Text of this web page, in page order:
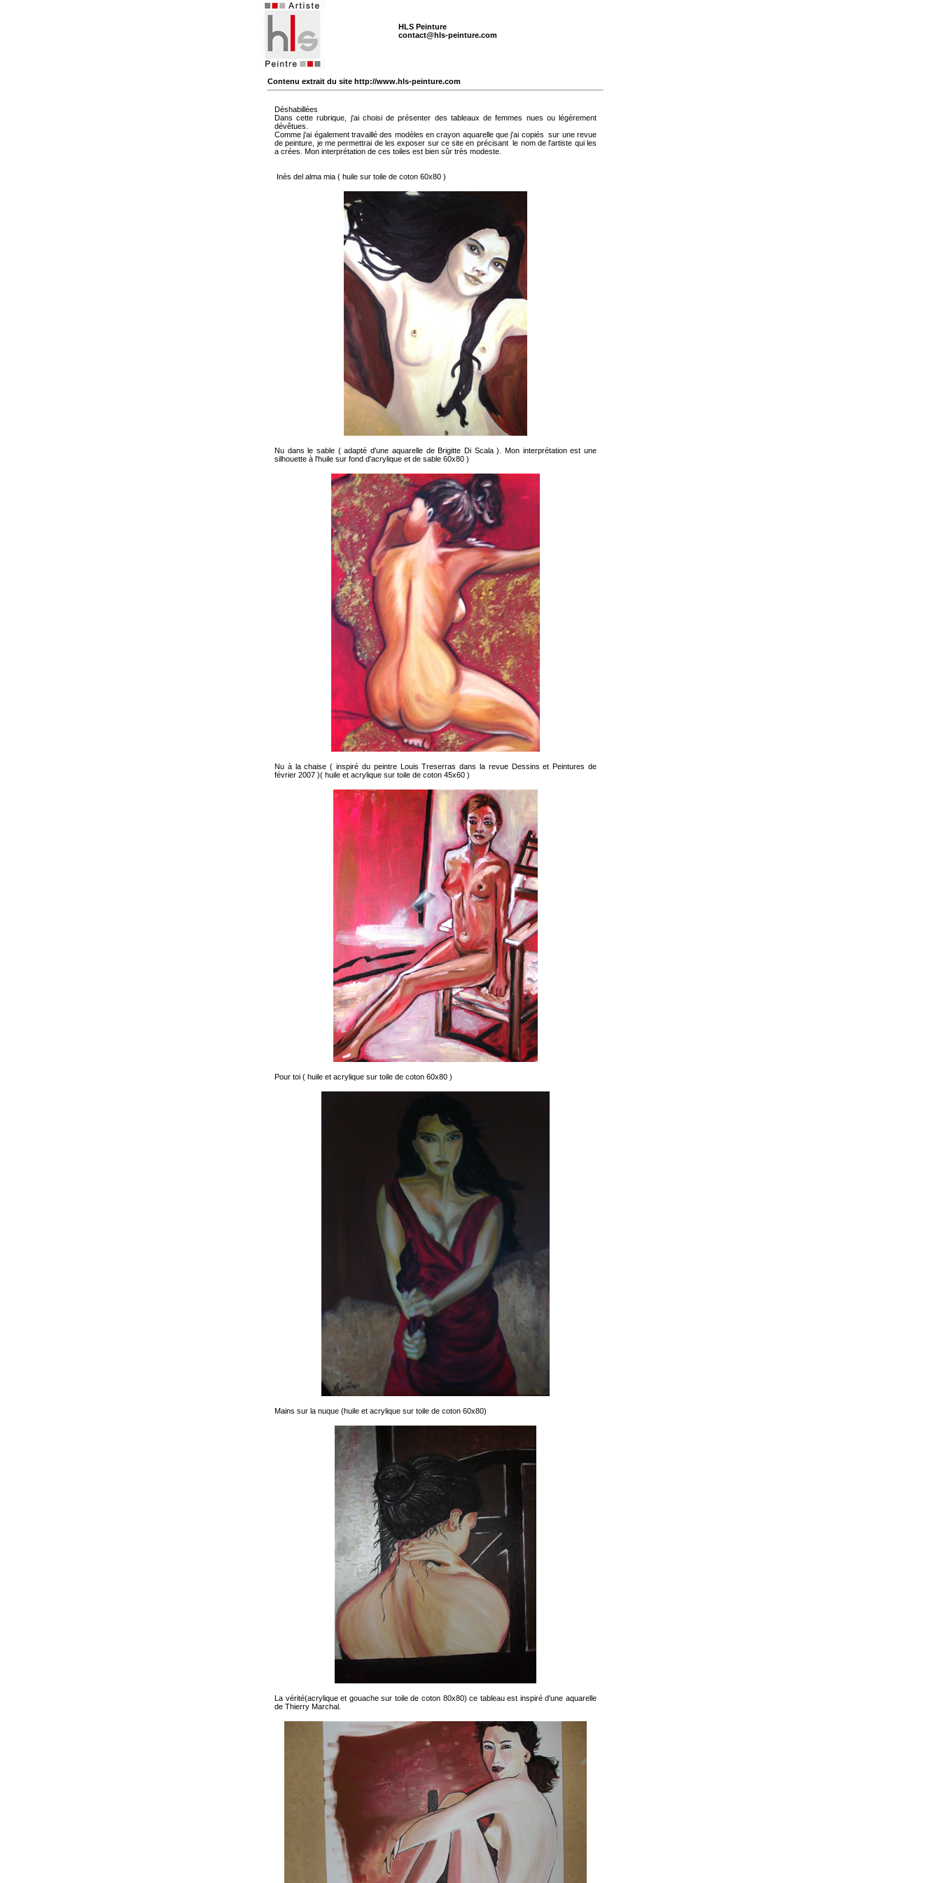
HLS Peinture
contact@hls-peinture.com
Contenu extrait du site http://www.hls-peinture.com
Déshabillées
Dans cette rubrique, j'ai choisi de présenter des tableaux de femmes nues ou légèrement
dévêtues.
Comme j'ai également travaillé des modèles en crayon aquarelle que j'ai copiés sur une revue
de peinture, je me permettrai de les exposer sur ce site en précisant le nom de l'artiste qui les
a crées. Mon interprétation de ces toiles est bien sûr très modeste.
Inès del alma mia ( huile sur toile de coton 60x80 )
Nu dans le sable ( adapté d'une aquarelle de Brigitte Di Scala ). Mon interprétation est une
silhouette à l'huile sur fond d'acrylique et de sable 60x80 )
Nu à la chaise ( inspiré du peintre Louis Treserras dans la revue Dessins et Peintures de
février 2007 )( huile et acrylique sur toile de coton 45x60 )
Pour toi ( huile et acrylique sur toile de coton 60x80 )
Mains sur la nuque (huile et acrylique sur toile de coton 60x80)
La vérité(acrylique et gouache sur toile de coton 80x80) ce tableau est inspiré d'une aquarelle
de Thierry Marchal.